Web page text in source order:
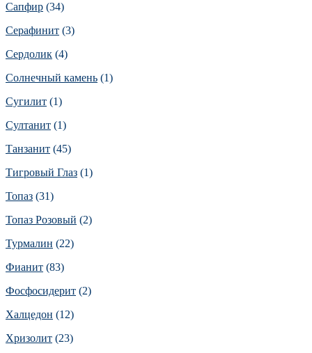
Сапфир (34)
Серафинит (3)
Сердолик (4)
Солнечный камень (1)
Сугилит (1)
Султанит (1)
Танзанит (45)
Тигровый Глаз (1)
Топаз (31)
Топаз Розовый (2)
Турмалин (22)
Фианит (83)
Фосфосидерит (2)
Халцедон (12)
Хризолит (23)